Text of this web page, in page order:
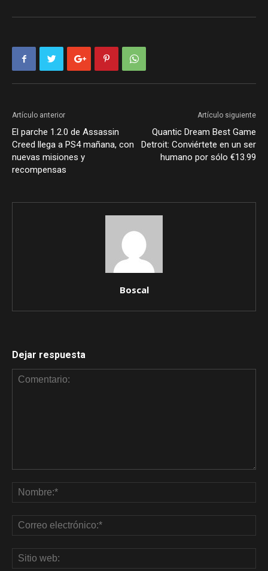
Artículo anterior
El parche 1.2.0 de Assassin
Creed llega a PS4 mañana, con
nuevas misiones y
recompensas
Artículo siguiente
Quantic Dream Best Game
Detroit: Conviértete en un ser
humano por sólo €13.99
Boscal
Dejar respuesta